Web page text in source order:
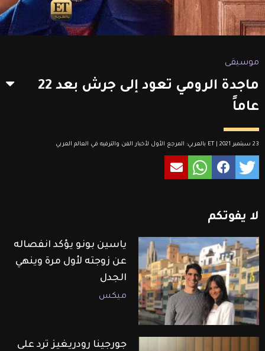
موسيقى
ماجدة الرومي تعود إلى جرش بعد 22
عاماً
23 سبتمبر 2021 | ET بالعربي: المرجع الأول لأخبار الفن والترفيه في العالم العربي
لا يفوتكم
ياسين بونو يؤكد انفصاله
عن زوجته لأول مرة وينهي
الجدل
ميكس
جورجينا رودريغيز ترد على